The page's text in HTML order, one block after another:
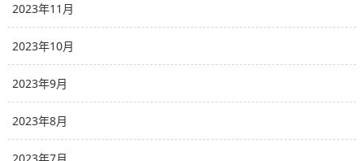
2023年11月
2023年10月
2023年9月
2023年8月